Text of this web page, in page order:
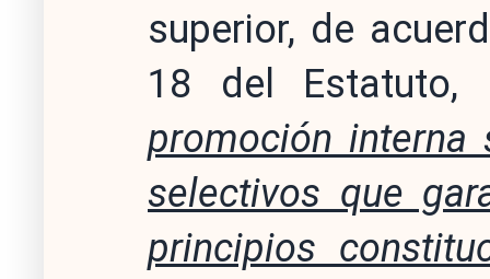
superior, de
18 del Estatuto,
promoción interna
selectivos que
principios